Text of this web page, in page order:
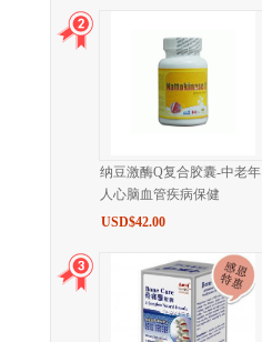
纳豆激酶Q复合胶囊-中老年
人心脑血管疾病保健
USD$42.00